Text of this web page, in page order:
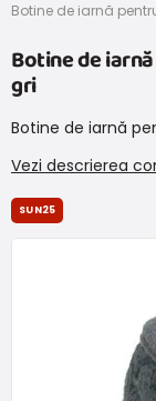
Botine de iarnă
Botine de
gri
Botine de iarnă
Vezi descrierea
SUN25